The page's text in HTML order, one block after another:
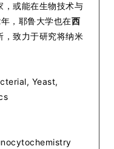
，或能在生物技术与
，耶鲁大学也在西
，致力于研究将纳米
Yeast,